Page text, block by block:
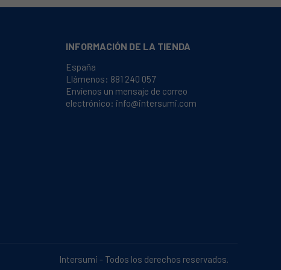
INFORMACIÓN DE LA TIENDA
España
Llámenos: 881 240 057
Envíenos un mensaje de correo
electrónico: info@intersumi.com
Intersumi - Todos los derechos reservados.